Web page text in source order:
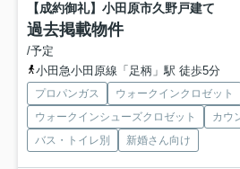
【成約御礼】小田原市久野戸建て
過去掲載物件
/予定
小田急小田原線「足柄」駅 徒歩5分
プロパンガス
ウォークインクロゼット
ウォークインシューズクロゼット
カウ
バス・トイレ別
新婚さん向け